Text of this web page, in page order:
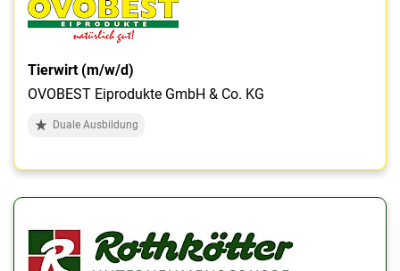
Tierwirt (m/w/d)
OVOBEST Eiprodukte GmbH & Co. KG
Duale Ausbildung